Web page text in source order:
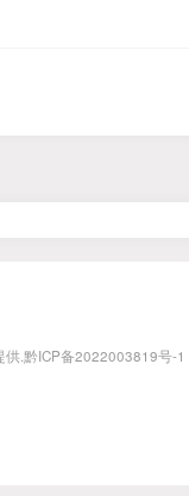
供.黔ICP备2022003819号-1